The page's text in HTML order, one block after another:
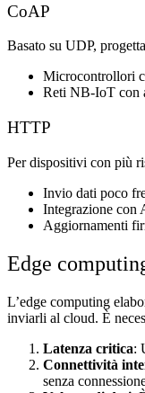
CoAP
Basato su UDP,
Microcontrollori
Reti NB-IoT con
HTTP
Per dispositivi con più
Invio dati poco
Integrazione con
Aggiornamenti
Edge
L’edge computing
inviarli al cloud. È
Latenza critica:
Connettività
senza